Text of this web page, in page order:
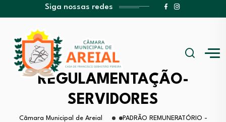
Siga nossas redes
REGULAMENTAÇÃO-
SERVIDORES
Câmara Municipal de Areial
PADRÃO REMUNERATÓRIO -